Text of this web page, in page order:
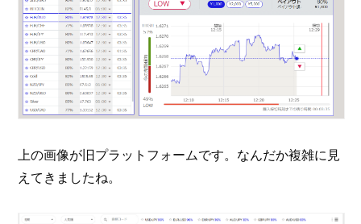
上の画像が旧プラットフォームです。なんだか複雑に見
えてきましたね。